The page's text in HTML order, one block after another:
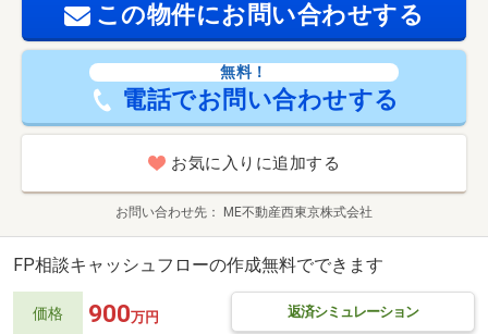
この物件にお問い合わせする
無料！
電話でお問い合わせする
お気に入りに追加する
お問い合わせ先 ME不動産西東京株式会社
FP相談キャッシュフローの作成無料でできます
価格 返済シミュレーション
900万円